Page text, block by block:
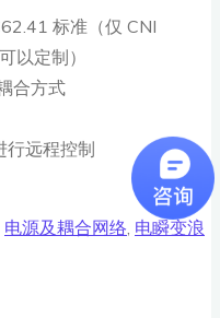
标准（仅 CNI
以定制）
合方式
行远程控制
电源及耦合网络 电瞬变浪